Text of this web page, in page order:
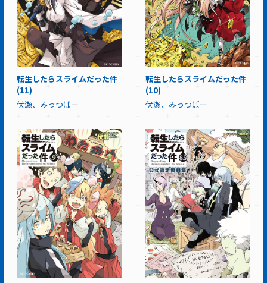
転生したらスライムだった件
(11)
伏瀬、みっつばー
転生したらスライムだった件
(10)
伏瀬、みっつばー